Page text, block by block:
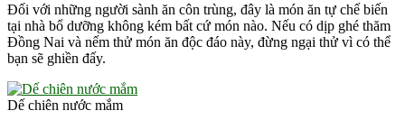
Đối với những người sành ăn côn trùng, đây là món ăn tự chế biến
tại nhà bổ dưỡng không kém bất cứ món nào. Nếu có dịp ghé thăm
Đồng Nai và nếm thử món ăn độc đáo này, đừng ngại thử vì có thể
bạn sẽ ghiền đấy.
Dế chiên nước mắm